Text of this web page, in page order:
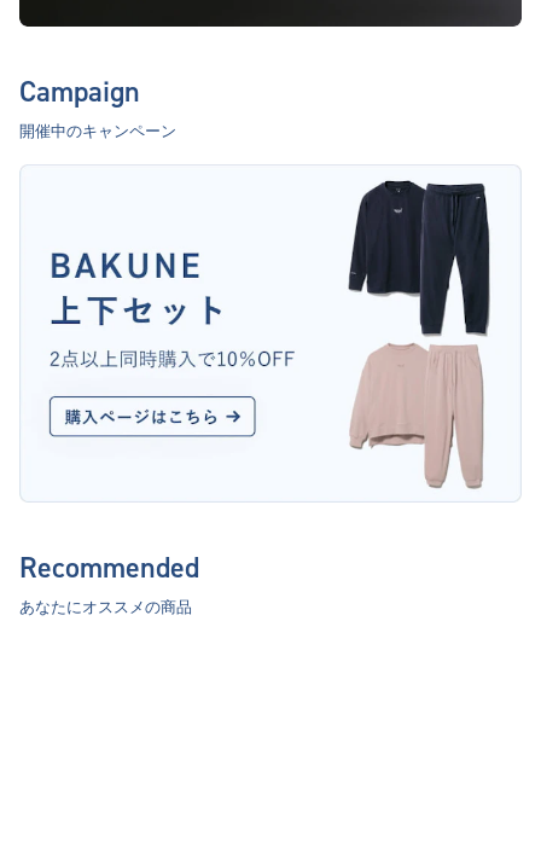
Campaign
開催中のキャンペーン
Recommended
あなたにオススメの商品